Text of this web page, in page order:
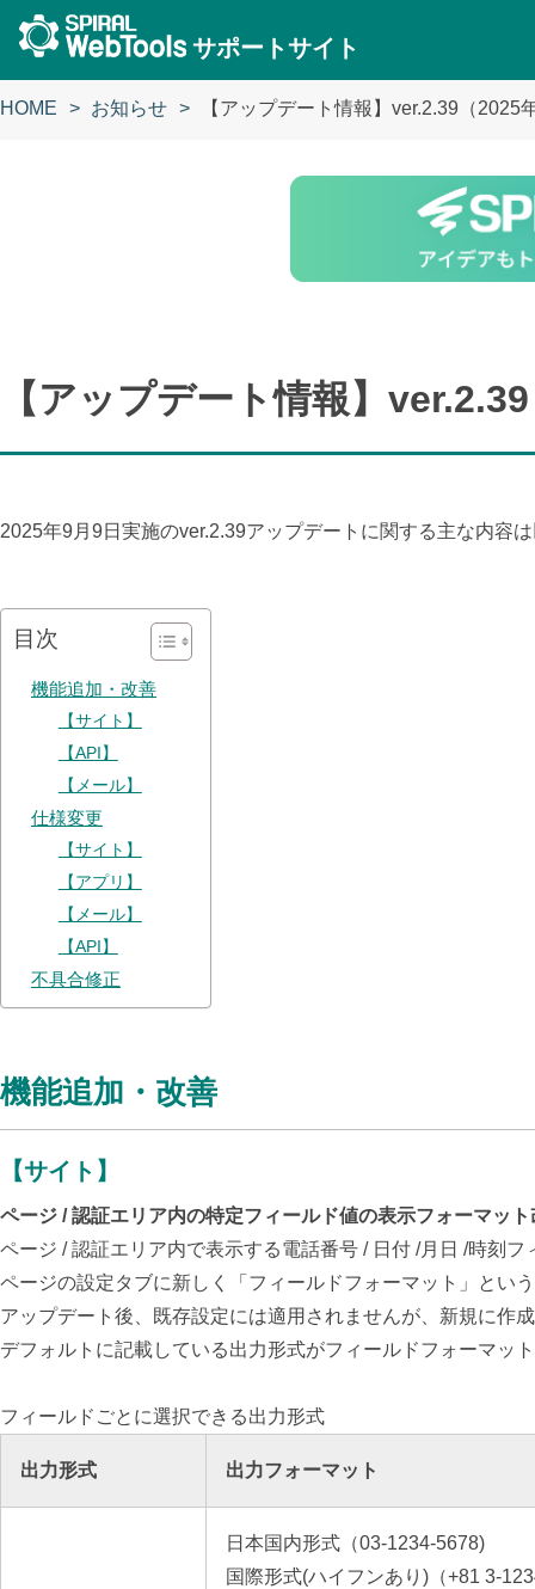
サポートサイト
HOME お知らせ 【アップデート情報】ver.2.39（2025
【アップデート情報】
2025年9月9日実施のver.2.39アップデートに関する主な内容
目次
機能追加・改善
【サイト】
【API】
【メール】
仕様変更
【サイト】
【アプリ】
【メール】
【API】
不具合修正
機能追加・改善
【サイト】
ページ / 認証エリア内の特定フィールド値の表示フォーマット
ページ / 認証エリア内で表示する電話番号 / 日付 /月日 /時刻
ページの設定タブに新しく「フィールドフォーマット」とい
アップデート後、既存設定には適用されませんが、新規に作
デフォルトに記載している出力形式がフィールドフォーマッ
フィールドごとに選択できる出力形式
出力形式 出力フォーマット
日本国内形式（03-1234-5678)
国際形式(ハイフンあり)（+81 3-